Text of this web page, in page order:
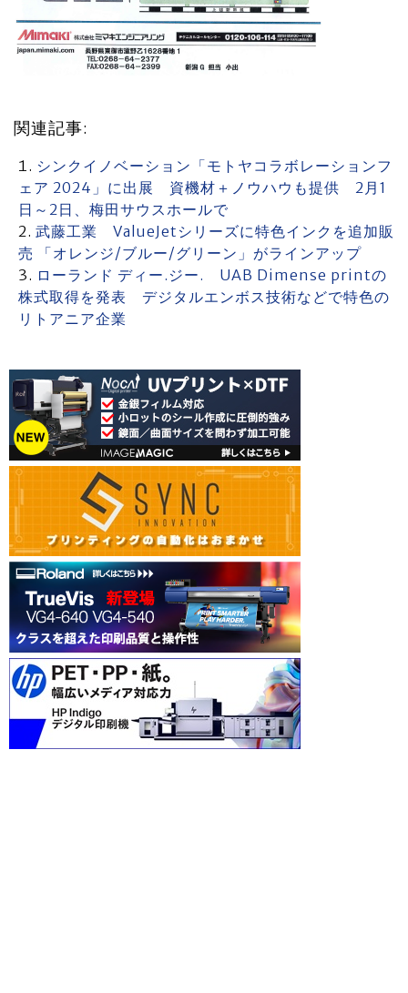
関連記事:
シンクイノベーション「モトヤコラボレーションフ
ェア 2024」に出展 資機材＋ノウハウも提供 2月1
日～2日、梅田サウスホールで
武藤工業 ValueJetシリーズに特色インクを追加販
売 「オレンジ/ブルー/グリーン」がラインアップ
ローランド ディー.ジー. UAB Dimense printの
株式取得を発表 デジタルエンボス技術などで特色の
リトアニア企業